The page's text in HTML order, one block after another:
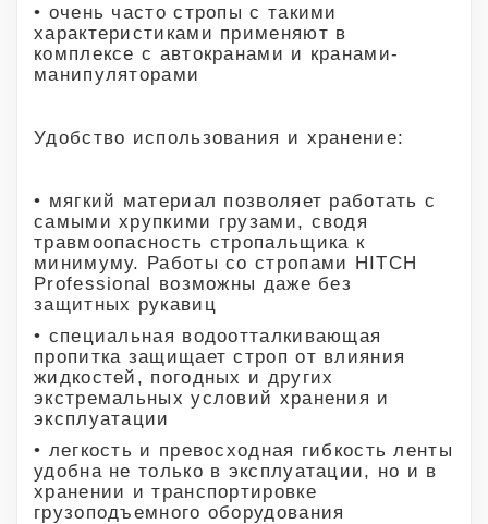
• очень часто стропы с такими
характеристиками применяют в
комплексе с автокранами и кранами-
манипуляторами
Удобство использования и хранение:
• мягкий материал позволяет работать с
самыми хрупкими грузами, сводя
травмоопасность стропальщика к
минимуму. Работы со стропами HITCH
Professional возможны даже без
защитных рукавиц
• специальная водоотталкивающая
пропитка защищает строп от влияния
жидкостей, погодных и других
экстремальных условий хранения и
эксплуатации
• легкость и превосходная гибкость ленты
удобна не только в эксплуатации, но и в
хранении и транспортировке
грузоподъемного оборудования